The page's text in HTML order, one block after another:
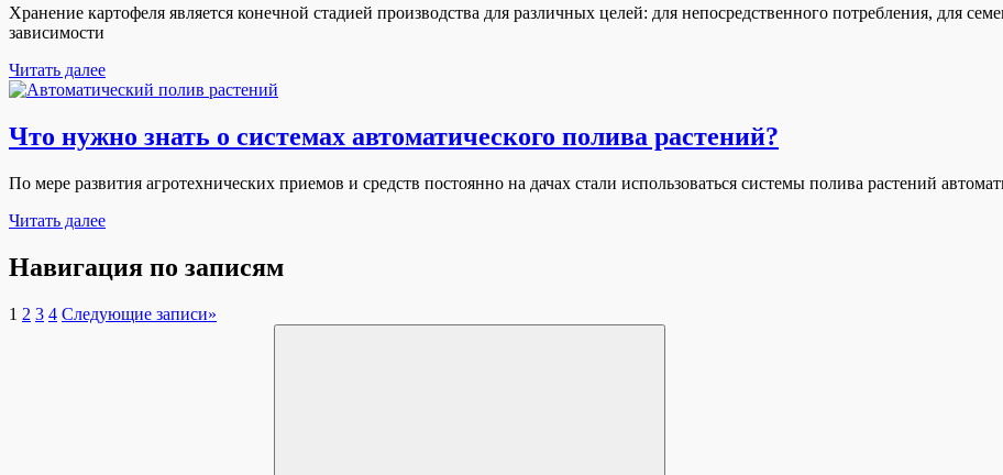
Хранение картофеля является конечной стадией производства для различных целей: для непосредственного потребления, для
зависимости
Читать далее
Что нужно знать о системах автоматического полива растений?
По мере развития агротехнических приемов и средств постоянно на дачах стали использоваться системы полива растений
Читать далее
Навигация по записям
1 2 3 4 Следующие записи»